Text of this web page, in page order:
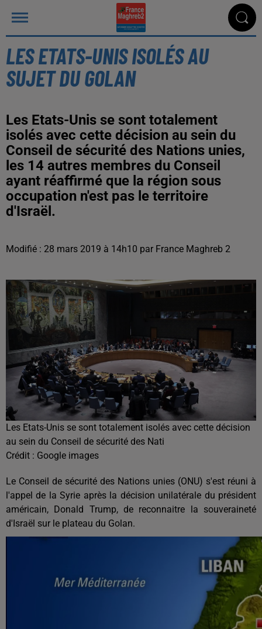
LES ETATS-UNIS ISOLÉS AU
SUJET DU GOLAN
Les Etats-Unis se sont totalement
isolés avec cette décision au sein du
Conseil de sécurité des Nations unies,
les 14 autres membres du Conseil
ayant réaffirmé que la région sous
occupation n'est pas le territoire
d'Israël.
Modifié : 28 mars 2019 à 14h10 par France Maghreb 2
Les Etats-Unis se sont totalement isolés avec cette décision
au sein du Conseil de sécurité des Nati
Crédit : Google images
Le Conseil de sécurité des Nations unies (ONU) s'est réuni à
l'appel de la Syrie après la décision unilatérale du président
américain, Donald Trump, de reconnaitre la souveraineté
d'Israël sur le plateau du Golan.